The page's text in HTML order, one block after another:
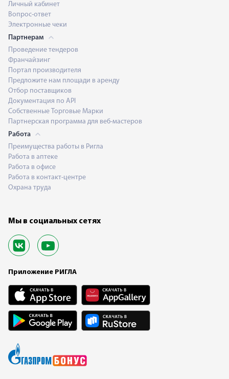
Личный кабинет
Вопрос-ответ
Электронные чеки
Партнерам
Проведение тендеров
Франчайзинг
Портал производителя
Предложите нам площади в аренду
Отбор поставщиков
Документация по API
Собственные Торговые Марки
Партнерская программа для веб-мастеров
Работа
Преимущества работы в Ригла
Работа в аптеке
Работа в офисе
Работа в контакт-центре
Охрана труда
Мы в социальных сетях
Приложение РИГЛА